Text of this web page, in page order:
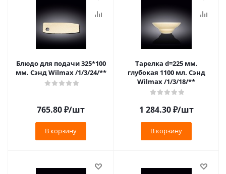
Блюдо для подачи 325*100
мм. Сэнд Wilmax /1/3/24/**
765.80₽/шт
В корзину
Тарелка d=225 мм.
глубокая 1100 мл. Сэнд
Wilmax /1/3/18/**
1 284.30₽/шт
В корзину